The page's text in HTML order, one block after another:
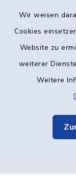
Wir weisen
Cookies
Website zu
weiterer
Weitere